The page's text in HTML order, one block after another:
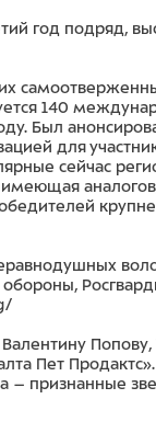
год подряд,
140
Был
для
сейчас
Попову,
Пет
признанные